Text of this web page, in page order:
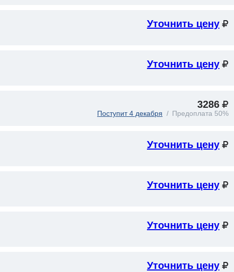
Уточнить цену
Уточнить цену
3286
Поступит 4 декабря Предоплата 50%
Уточнить цену
Уточнить цену
Уточнить цену
Уточнить цену